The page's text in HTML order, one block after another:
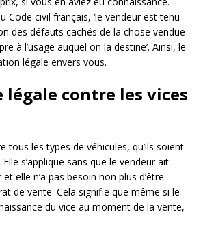
Code civil français, ‘le vendeur est tenu
des défauts cachés de la chose vendue
à l’usage auquel on la destine’. Ainsi, le
légale envers vous.
légale contre les vices
tous les types de véhicules, qu’ils soient
s’applique sans que le vendeur ait
elle n’a pas besoin non plus d’être
de vente. Cela signifie que même si le
du vice au moment de la vente,